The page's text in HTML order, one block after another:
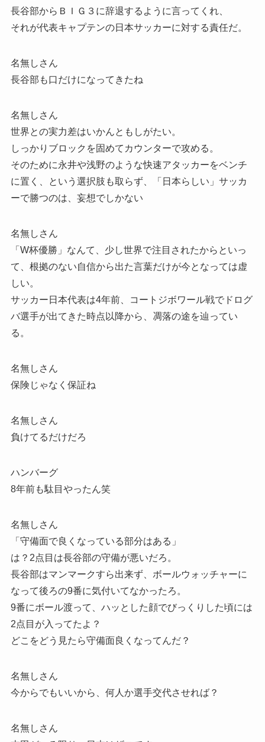
長谷部からＢＩＧ３に辞退するように言ってくれ、
それが代表キャプテンの日本サッカーに対する責任だ。
名無しさん
長谷部も口だけになってきたね
名無しさん
世界との実力差はいかんともしがたい。
しっかりブロックを固めてカウンターで攻める。
そのために永井や浅野のような快速アタッカーをベンチ
に置く、という選択肢も取らず、「日本らしい」サッカ
ーで勝つのは、妄想でしかない
名無しさん
「W杯優勝」なんて、少し世界で注目されたからといっ
て、根拠のない自信から出た言葉だけが今となっては虚
しい。
サッカー日本代表は4年前、コートジボワール戦でドログ
バ選手が出てきた時点以降から、凋落の途を辿ってい
る。
名無しさん
保険じゃなく保証ね
名無しさん
負けてるだけだろ
ハンバーグ
8年前も駄目やったん笑
名無しさん
「守備面で良くなっている部分はある」
は？2点目は長谷部の守備が悪いだろ。
長谷部はマンマークすら出来ず、ボールウォッチャーに
なって後ろの9番に気付いてなかったろ。
9番にボール渡って、ハッとした顔でびっくりした頃には
2点目が入ってたよ？
どこをどう見たら守備面良くなってんだ？
名無しさん
今からでもいいから、何人か選手交代させれば？
名無しさん